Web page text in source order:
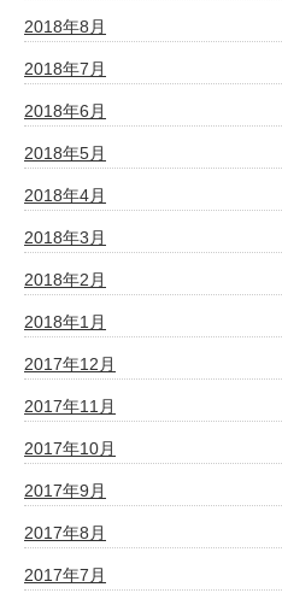
2018年8月
2018年7月
2018年6月
2018年5月
2018年4月
2018年3月
2018年2月
2018年1月
2017年12月
2017年11月
2017年10月
2017年9月
2017年8月
2017年7月